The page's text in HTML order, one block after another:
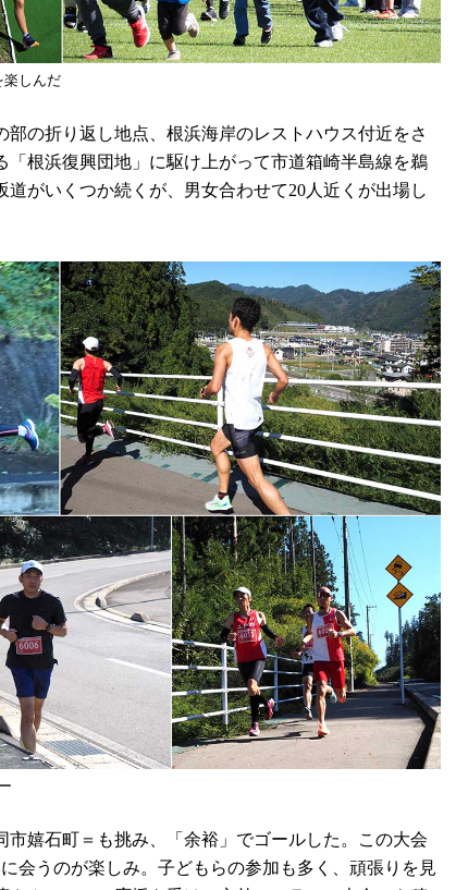
楽しんだ
の折り返し地点、根浜海岸のレストハウス付近をさ
「根浜復興団地」に駆け上がって市道箱崎半島線を鵜
がいくつか続くが、男女合わせて20人近くが出場し
嬉石町＝も挑み、「余裕」でゴールした。この大会
会うのが楽しみ。子どもらの参加も多く、頑張りを見